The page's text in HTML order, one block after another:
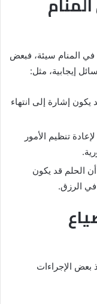
المنام سيئة، فبعض
إيجابية، مثل:
إشارة إلى انتهاء
تنظيم الأمور
الحلم قد يكون
في الرزق.
بعض الإجراءات